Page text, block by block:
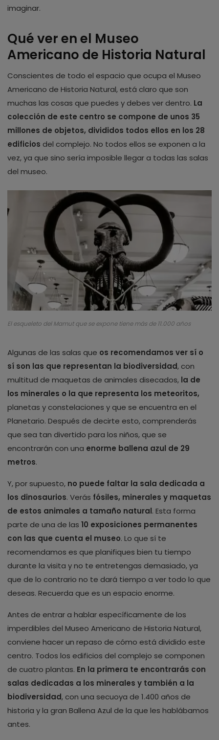
imaginar.
Qué ver en el Museo
Americano de Historia Natural
Conscientes de todo el espacio que ocupa el Museo
Americano de Historia Natural, está claro que son
muchas las cosas que puedes y debes ver dentro. La
colección de este centro se compone de unos 35
millones de objetos, divididos todos ellos en los 28
edificios del complejo. No todos ellos se exponen a la
vez, ya que sino sería imposible llegar a todas las salas
del museo.
El esqueleto del Mamut que se expone tiene más de 11.000 años
Algunas de las salas que os recomendamos ver sí o
sí son las que representan la biodiversidad, con
multitud de maquetas de animales disecados, la de
los minerales o la que representa los meteoritos,
planetas y constelaciones y que se encuentra en el
Planetario. Después de decirte esto, comprenderás
que sea tan divertido para los niños, que se
encontrarán con una enorme ballena azul de 29
metros.
Y, por supuesto, no puede faltar la sala dedicada a
los dinosaurios. Verás fósiles, minerales y maquetas
de estos animales a tamaño natural. Esta forma
parte de una de las 10 exposiciones permanentes
con las que cuenta el museo. Lo que sí te
recomendamos es que planifiques bien tu tiempo
durante la visita y no te entretengas demasiado, ya
que de lo contrario no te dará tiempo a ver todo lo que
deseas. Recuerda que es un espacio enorme.
Antes de entrar a hablar específicamente de los
imperdibles del Museo Americano de Historia Natural,
conviene hacer un repaso de cómo está dividido este
centro. Todos los edificios del complejo se componen
de cuatro plantas. En la primera te encontrarás con
salas dedicadas a los minerales y también a la
biodiversidad, con una secuoya de 1.400 años de
historia y la gran Ballena Azul de la que les hablábamos
antes.